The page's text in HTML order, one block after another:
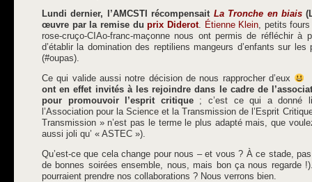
Lundi dernier, l’AMCSTI récompensait La Tronche en biais
œuvre par la remise duprix Diderot. Étienne Klein, petits
rose-cruço-CIAo-franc-maçonne nous ont permis de réfléchir à
d’établir la domination des reptiliens mangeurs d’enfants sur
(#oupas).
Ce qui valide aussi notre décision de nous rapprocher d’eux
ont en effet invités à les rejoindre dans le cadre de
pour promouvoir l’esprit critique; c’est ce qui a donné
l’Association pour la Science et la Transmission de l’Esprit
Transmission » n’est pas le terme le plus adapté mais, que
aussi joli qu’ « ASTEC »).
Qu’est-ce que cela change pour nous – et vous ? À ce stade,
de bonnes soirées ensemble, nous, mais bon ça nous regarde
pourraient prendre nos collaborations ? Nous verrons bien.